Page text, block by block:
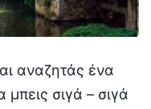
αναζητάς ένα
μπεις σιγά – σιγά